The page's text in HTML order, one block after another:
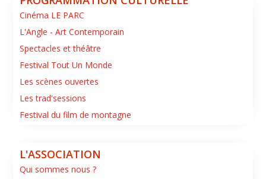
Cinéma LE PARC
L'Angle - Art Contemporain
Spectacles et théâtre
Festival Tout Un Monde
Les scènes ouvertes
Les trad'sessions
Festival du film de montagne
L'ASSOCIATION
Qui sommes nous ?